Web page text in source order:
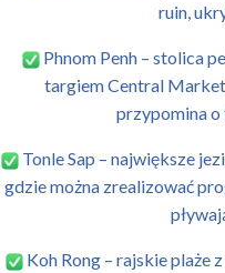
ruin,
Phnom Penh – stolica
targiem Central
przypomina
Tonle Sap – największe
gdzie można zrealizować
Koh Rong – rajskie plaże